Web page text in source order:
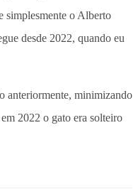
simplesmente o Alberto
desde 2022, quando eu
anteriormente, minimizando
2022 o gato era solteiro